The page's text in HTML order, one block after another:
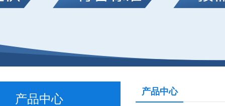
产品中心
产品中心